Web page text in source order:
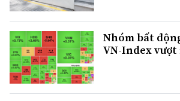
Nhóm bất
VN-Index vượt